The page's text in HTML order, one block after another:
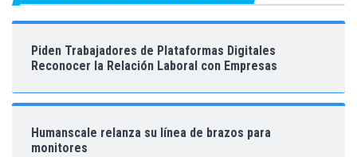
Piden Trabajadores de Plataformas Digitales
Reconocer la Relación Laboral con Empresas
Humanscale relanza su línea de brazos para
monitores